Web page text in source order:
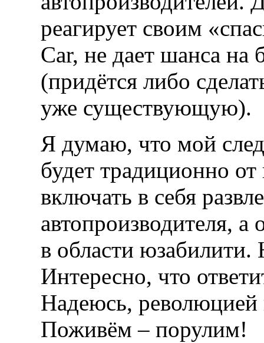
реагирует своим
Car, не дает шанса на
(придётся либо
уже существующую).
Я думаю, что мой
будет традиционно
включать в себя
автопроизводителя,
в области
Интересно, что
Надеюсь, революцией
Поживём – порулим!